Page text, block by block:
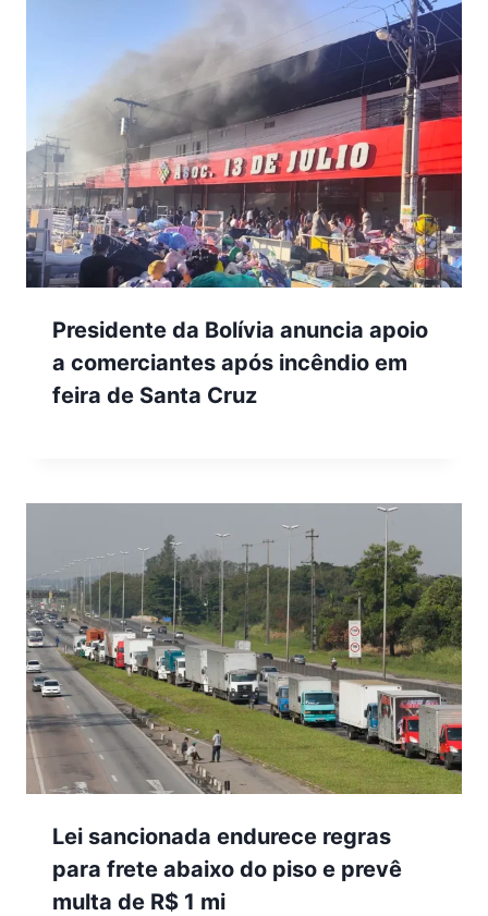
Presidente da Bolívia anuncia apoio
a comerciantes após incêndio em
feira de Santa Cruz
Lei sancionada endurece regras
para frete abaixo do piso e prevê
multa de R$ 1 mi